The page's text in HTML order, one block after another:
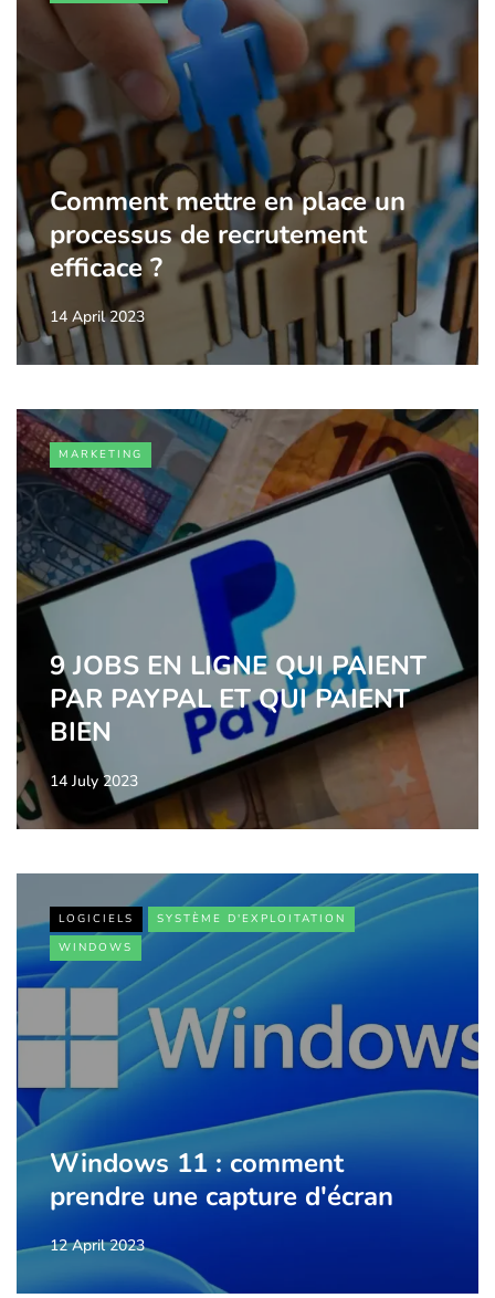
Comment mettre en place un
processus de recrutement
efficace ?
14 April 2023
MARKETING
9 JOBS EN LIGNE QUI PAIENT
PAR PAYPAL ET QUI PAIENT
BIEN
14 July 2023
LOGICIELS
SYSTÈME D'EXPLOITATION
WINDOWS
Windows 11 : comment
prendre une capture d'écran
12 April 2023